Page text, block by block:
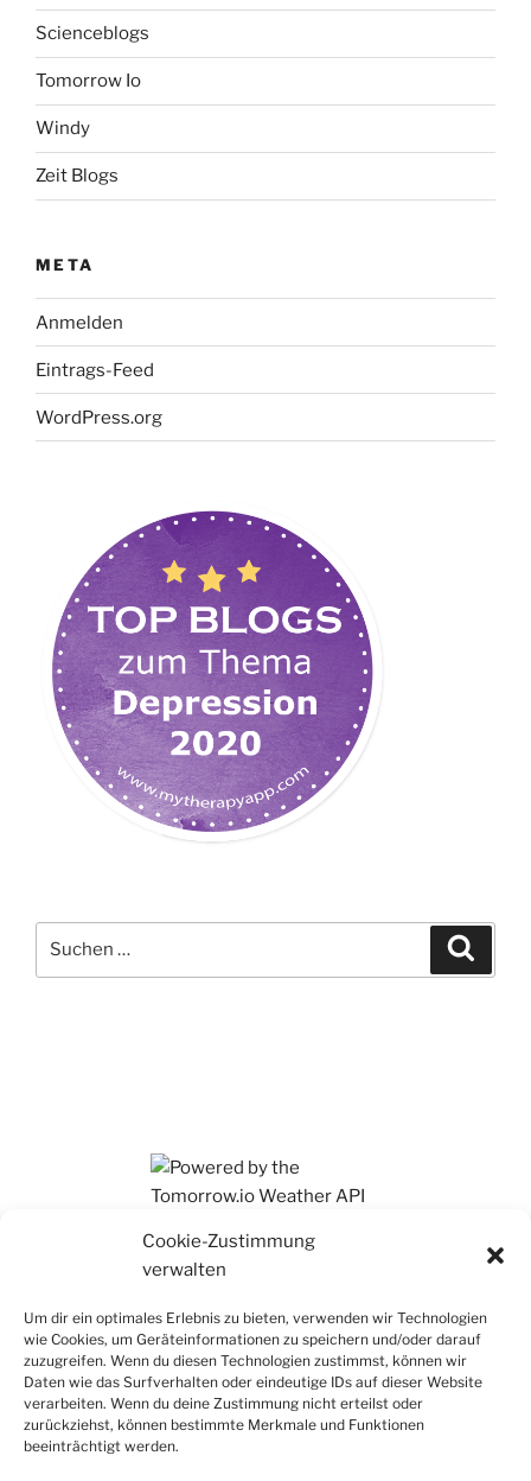
Cookie-Zustimmung
verwalten
Um dir ein optimales Erlebnis zu bieten, verwenden wir Technologien
wie Cookies, um Geräteinformationen zu speichern und/oder darauf
zuzugreifen. Wenn du diesen Technologien zustimmst, können wir
Daten wie das Surfverhalten oder eindeutige IDs auf dieser Website
verarbeiten. Wenn du deine Zustimmung nicht erteilst oder
zurückziehst, können bestimmte Merkmale und Funktionen
beeinträchtigt werden.
Scienceblogs
Tomorrow Io
Windy
Zeit Blogs
META
Anmelden
Eintrags-Feed
WordPress.org
nach: